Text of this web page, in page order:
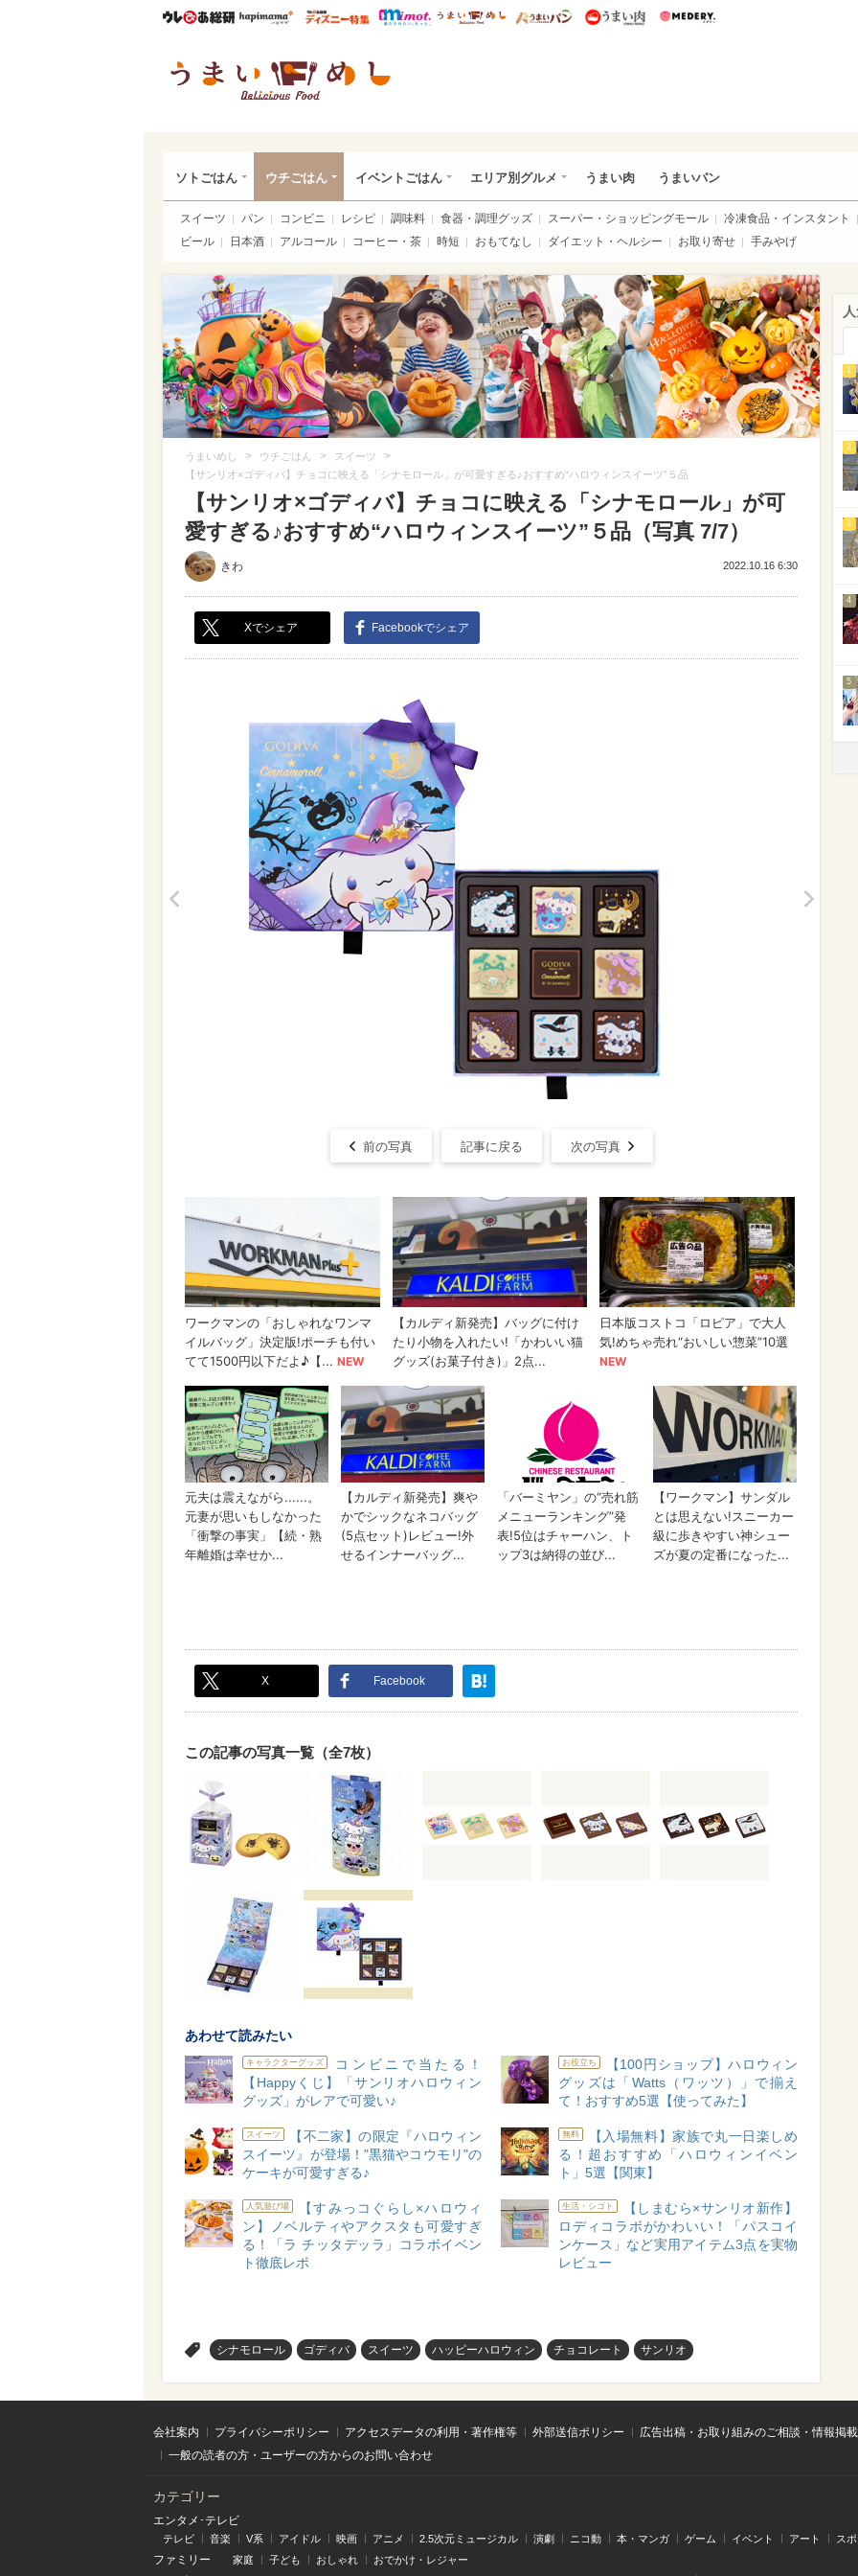
ウレぴあ総研ハピママ* ウレぴあ総研 ディズニー特集
mimot. うまいめし うまいパン うまい肉
ソトごはん ウチごはん イベントごはん エリア別グルメ うまい肉 うまいパン
スイーツ パン コンビニ レシピ 調味料 食器・調理グッズ スーパー・ショッピングモール
冷凍食品・インスタント
ビール
日本酒 アルコール コーヒー・茶 時短 おもてなし ダイエット・ヘルシー お取り寄せ 手みやげ
うまいめし > ウチごはん > スイーツ >
【サンリオ×ゴディバ】チョコに映える「シナモロール」が可愛すぎる♪おすすめ“ハロウィンスイーツ”５品
【サンリオ×ゴディバ】チョコに映える「シナモロール」が可
愛すぎる♪おすすめ“ハロウィンスイーツ”５品（写真 7/7）
きわ 2022.10.16 6:30
Xでシェア Facebookでシェア
前の写真 記事に戻る 次の写真
X Facebook
この記事の写真一覧（全7枚）
あわせて読みたい
キャラクターグッズ
コンビニで当たる！
【Happyくじ】「サンリオハロウィン
グッズ」がレアで可愛い♪
お役立ち
【100円ショップ】ハロウィン
グッズは「Watts（ワッツ）」で揃え
て！おすすめ5選【使ってみた】
スイーツ
【不二家】の限定『ハロウィン
スイーツ』が登場！"黒猫やコウモリ"の
ケーキが可愛すぎる♪
無料
【入場無料】家族で丸一日楽しめ
る！超おすすめ「ハロウィンイベン
ト」5選【関東】
人気遊び場
【すみっコぐらし×ハロウィ
ン】ノベルティやアクスタも可愛すぎ
る！「ラ チッタデッラ」コラボイベン
ト徹底レポ
生活・シゴト
【しまむら×サンリオ新作】
ロディコラボがかわいい！「パスコイ
ンケース」など実用アイテム3点を実物
レビュー
シナモロール ゴディバ スイーツ ハッピーハロウィン チョコレート サンリオ
1
2
3
4
5
会社案内 プライバシーポリシー アクセスデータの利用・著作権等 外部送信ポリシー
広告出稿・お取り組みのご相談・情報掲
一般の読者の方・ユーザーの方からのお問い合わせ
カテゴリー
エンタメ･テレビ
テレビ 音楽 V系 アイドル 映画 アニメ 2.5次元ミュージカル 演劇 ニコ動 本・マンガ ゲーム イベント アート ス
ファミリー 家庭 子ども おしゃれ おでかけ・レジャー